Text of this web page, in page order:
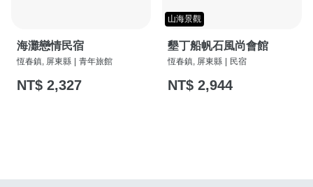
海灘戀情民宿
恆春鎮, 屏東縣 青年旅館
NT$ 2,327
山海景觀
墾丁船帆石風尚會館
恆春鎮, 屏東縣 民宿
NT$ 2,944